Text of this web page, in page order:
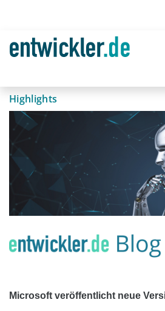
Highlights
Microsoft veröffentlicht neue